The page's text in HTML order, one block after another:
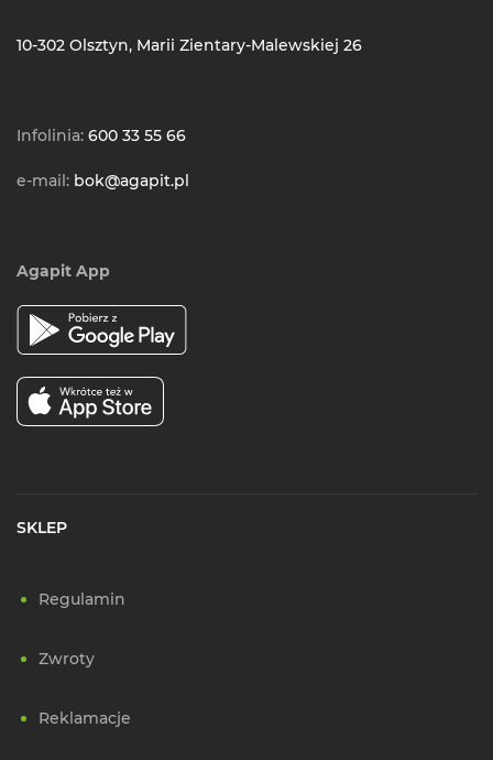
10-302 Olsztyn, Marii Zientary-Malewskiej 26
Infolinia: 600 33 55 66
e-mail: bok@agapit.pl
Agapit App
SKLEP
Regulamin
Zwroty
Reklamacje